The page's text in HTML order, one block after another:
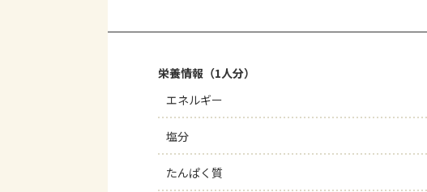
栄養情報（1人分）
エネルギー
塩分
たんぱく質